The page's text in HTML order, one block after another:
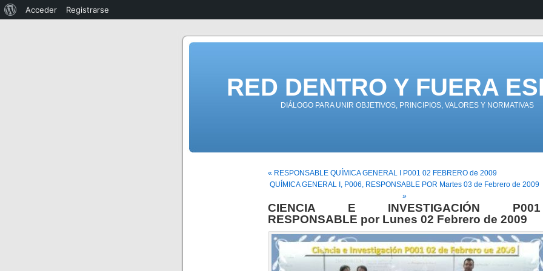
RED DENTRO Y FUERA
DIÁLOGO PARA UNIR OBJETIVOS, PRINCIPIOS, VALORES Y NORMATIVAS
« RESPONSABLE QUÍMICA GENERAL I P001 02 FEBRERO de 2009
QUÍMICA GENERAL I, P006, RESPONSABLE POR Martes 03 de Febrero de 2009
»
CIENCIA E INVESTIGACIÓN P001
RESPONSABLE por Lunes 02 Febrero de 2009
Acceder Registrarse